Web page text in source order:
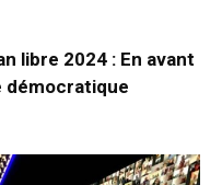
libre 2024 : En avant
démocratique